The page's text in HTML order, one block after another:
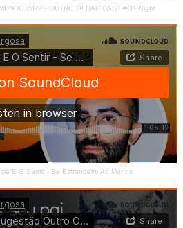
2022 - OUTRO OLHAR CAST #O1 Right
E O Sentir - Se Estrangeiro Ao Mundo